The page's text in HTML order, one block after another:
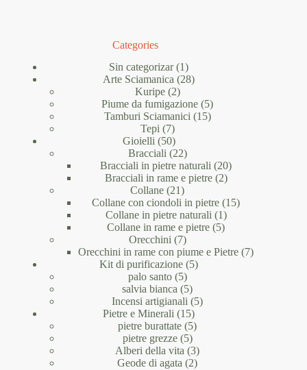
Categories
Sin categorizar 11
prodotto
Arte Sciamanica 2828
Kuripe 22
prodotti
Piume da fumigazione 55
prodotti
Tamburi Sciamanici 1515
Tepi 77
prodotti
Gioielli 5050
prodotti
Bracciali 2222
prodotti
Bracciali in pietre naturali 2020
Bracciali in rame e pietre 22
Collane 2121
prodotti
Collane con ciondoli in pietre 1515
Collane in pietre naturali 11
prodotto
Collane in rame e pietre 55
Orecchini 77
prodotti
Orecchini in rame con piume e Pietre 77
Kit di purificazione 55
palo santo 55
prodotti
salvia bianca 55
prodotti
Incensi artigianali 55
Pietre e Minerali 1515
prodotti
pietre burattate 55
pietre grezze 55
prodotti
Alberi della vita 33
prodotti
Geode di agata 22